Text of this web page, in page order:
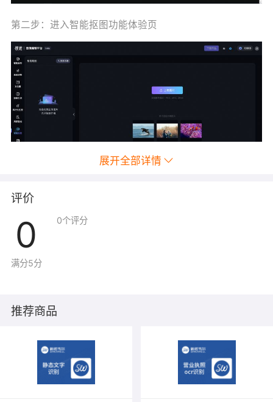
第二步：进入智能抠图功能体验页
第三步：上传需要进行智能抠图的图片，通过上方选择工
具栏交互式选中需要抠图的区域，点击立即生成
第四步：得到智能抠图结果
展开全部详情
评价
0
满分5分
0个评分
推荐商品